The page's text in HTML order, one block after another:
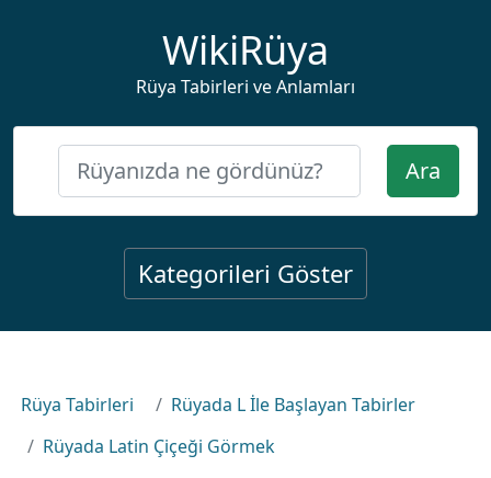
WikiRüya
Rüya Tabirleri ve Anlamları
Ara
Kategorileri Göster
Rüya Tabirleri
Rüyada L İle Başlayan Tabirler
Rüyada Latin Çiçeği Görmek